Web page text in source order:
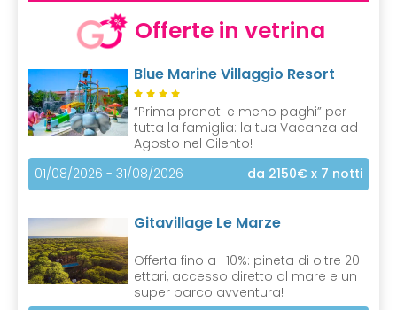
Offerte in vetrina
Blue Marine Villaggio Resort
“Prima prenoti e meno paghi” per
tutta la famiglia: la tua Vacanza ad
Agosto nel Cilento!
01/08/2026 - 31/08/2026
da 2150€ x 7 notti
Gitavillage Le Marze
Offerta fino a -10%: pineta di oltre 20
ettari, accesso diretto al mare e un
super parco avventura!